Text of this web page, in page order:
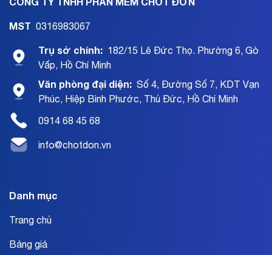
MST 0316983067
Trụ sở chính: 182/15 Lê Đức Thọ. Phường 6, Gò
Vấp, Hồ Chí Minh
Văn phòng đại diện: Số 4, Đường Số 7, KDT Vạn
Phúc, Hiệp Bình Phước, Thủ Đức, Hồ Chí Minh
0914 68 45 68
info@chotdon.vn
Danh mục
Trang chủ
Bảng giá